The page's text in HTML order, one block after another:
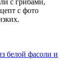
с фото